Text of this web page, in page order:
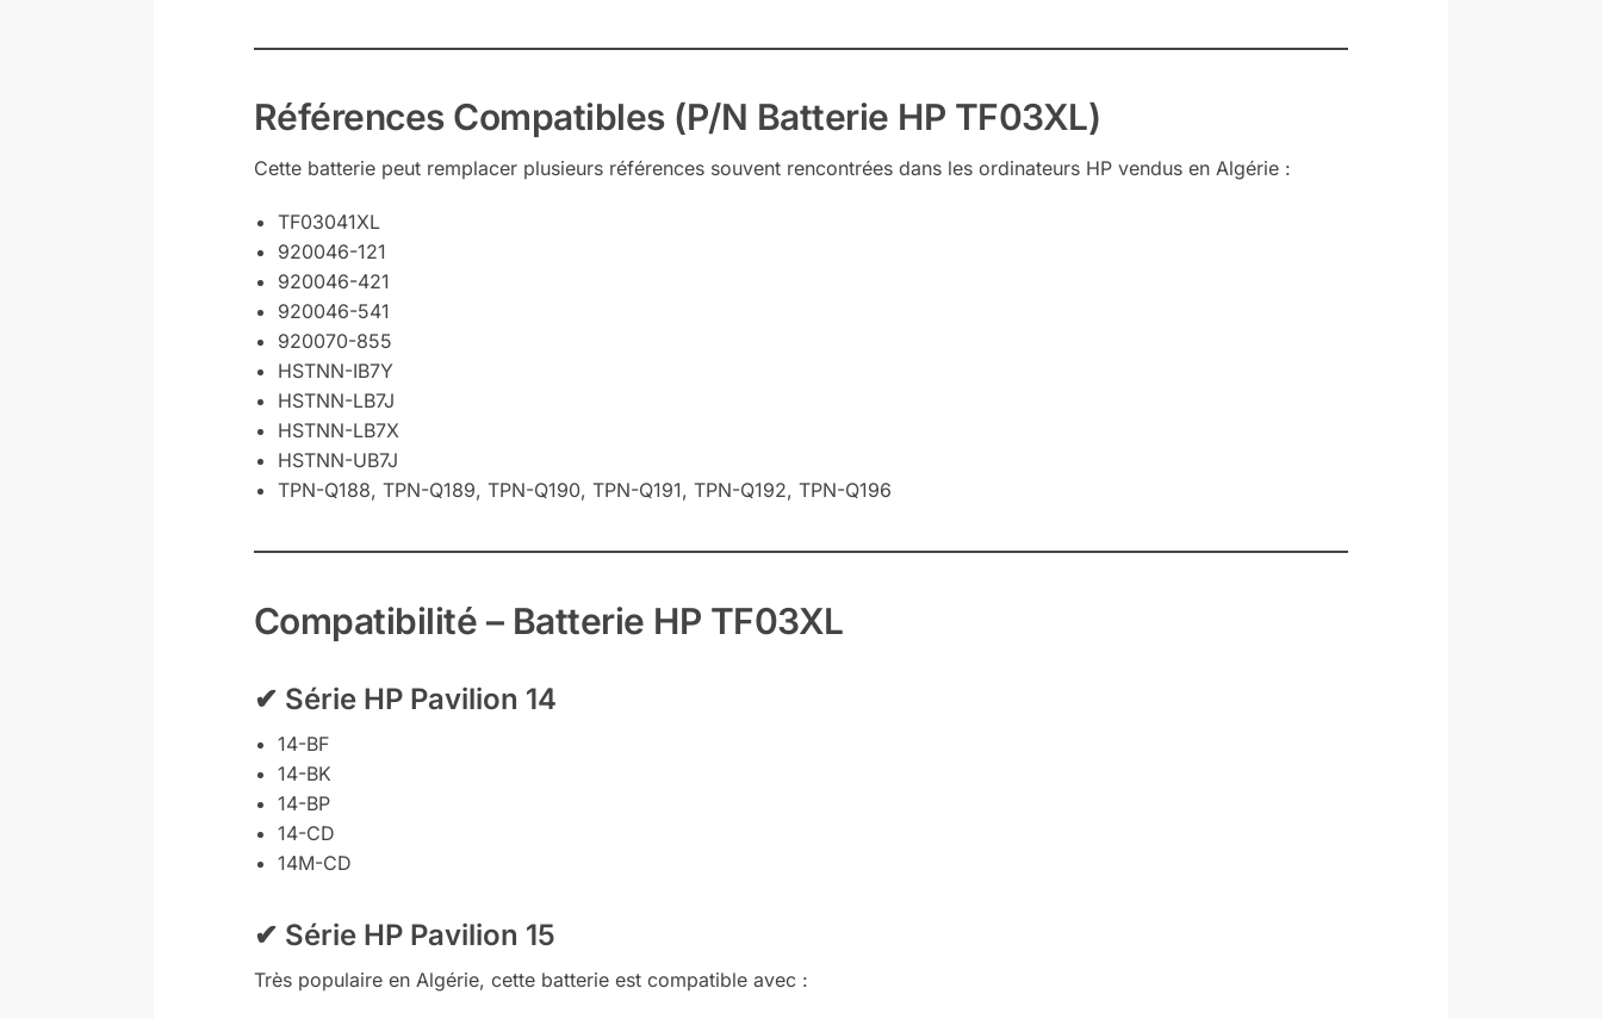
Références Compatibles (P/N Batterie HP TF03XL)
Cette batterie peut remplacer plusieurs références souvent rencontrées dans les ordinateurs HP vendus en Algérie :
TF03041XL
920046-121
920046-421
920046-541
920070-855
HSTNN-IB7Y
HSTNN-LB7J
HSTNN-LB7X
HSTNN-UB7J
TPN-Q188, TPN-Q189, TPN-Q190, TPN-Q191, TPN-Q192, TPN-Q196
Compatibilité – Batterie HP TF03XL
✔ Série HP Pavilion 14
14-BF
14-BK
14-BP
14-CD
14M-CD
✔ Série HP Pavilion 15
Très populaire en Algérie, cette batterie est compatible avec :